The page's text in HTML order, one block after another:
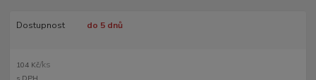
Dostupnost do 5 dnů
104 Kč/ks